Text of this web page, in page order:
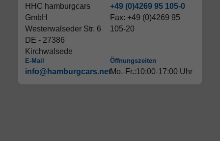
HHC hamburgcars
GmbH
Westerwalseder Str. 6
DE - 27386
Kirchwalsede
+49 (0)4269 95 105-0
Fax: +49 (0)4269 95
105-20
E-Mail
info@hamburgcars.net
Öffnungszeiten
Mo.-Fr.:10:00-17:00 Uhr